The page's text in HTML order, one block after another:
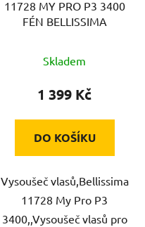
11728 MY PRO P3 3400
FÉN BELLISSIMA
Skladem
1 399 Kč
DO KOŠÍKU
Vysoušeč vlasů,Bellissima
11728 My Pro P3
3400,,Vysoušeč vlasů pro